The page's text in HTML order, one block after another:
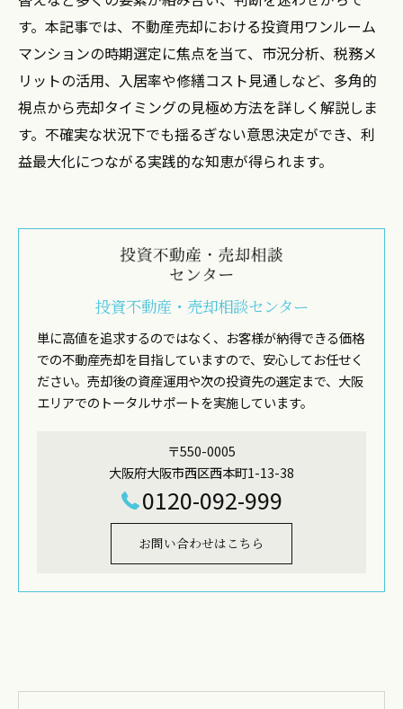
す。本記事では、不動産売却における投資用ワンルーム
マンションの時期選定に焦点を当て、市況分析、税務メ
リットの活用、入居率や修繕コスト見通しなど、多角的
視点から売却タイミングの見極め方法を詳しく解説しま
す。不確実な状況下でも揺るぎない意思決定ができ、利
益最大化につながる実践的な知恵が得られます。
投資不動産・売却相談センター
単に高値を追求するのではなく、お客様が納得できる価格
での不動産売却を目指していますので、安心してお任せく
ださい。売却後の資産運用や次の投資先の選定まで、大阪
エリアでのトータルサポートを実施しています。
〒550-0005
大阪府大阪市西区西本町1-13-38
0120-092-999
お問い合わせはこちら